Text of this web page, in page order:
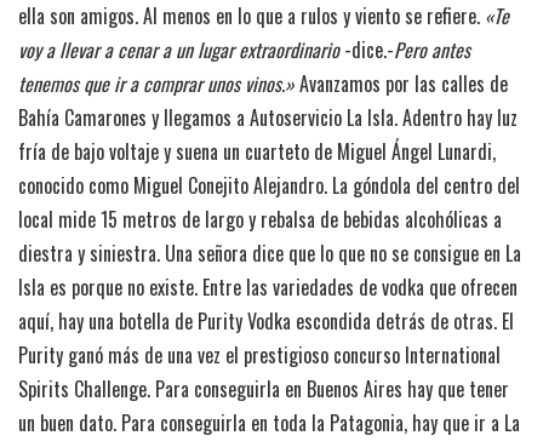
ella son amigos. Al menos en lo que a rulos y viento se refiere. «Te
voy a llevar a cenar a un lugar extraordinario-dice.-Pero antes
tenemos que ir a comprar unos vinos.»Avanzamos por las calles de
Bahía Camarones y llegamos a Autoservicio La Isla. Adentro hay luz
fría de bajo voltaje y suena un cuarteto de Miguel Ángel Lunardi,
conocido como Miguel Conejito Alejandro. La góndola del centro del
local mide 15 metros de largo y rebalsa de bebidas alcohólicas a
diestra y siniestra. Una señora dice que lo que no se consigue en La
Isla es porque no existe. Entre las variedades de vodka que ofrecen
aquí, hay una botella de Purity Vodka escondida detrás de otras. El
Purity ganó más de una vez el prestigioso concurso International
Spirits Challenge. Para conseguirla en Buenos Aires hay que tener
un buen dato. Para conseguirla en toda la Patagonia, hay que ir a La